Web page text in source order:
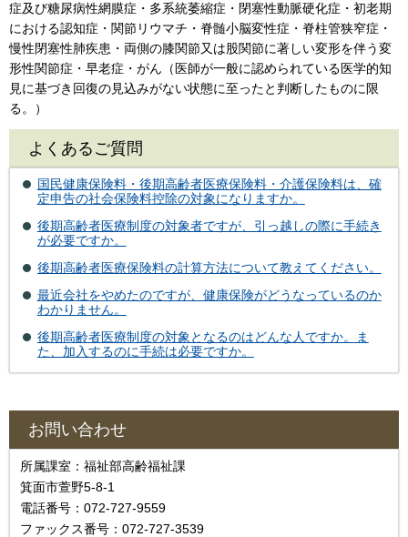
症及び糖尿病性網膜症・多系統萎縮症・閉塞性動脈硬化症・初老期
における認知症・関節リウマチ・脊髄小脳変性症・脊柱管狭窄症・
慢性閉塞性肺疾患・両側の膝関節又は股関節に著しい変形を伴う変
形性関節症・早老症・がん（医師が一般に認められている医学的知
見に基づき回復の見込みがない状態に至ったと判断したものに限
る。）
よくあるご質問
国民健康保険料・後期高齢者医療保険料・介護保険料は、確
定申告の社会保険料控除の対象になりますか。
後期高齢者医療制度の対象者ですが、引っ越しの際に手続き
が必要ですか。
後期高齢者医療保険料の計算方法について教えてください。
最近会社をやめたのですが、健康保険がどうなっているのか
わかりません。
後期高齢者医療制度の対象となるのはどんな人ですか。ま
た、加入するのに手続は必要ですか。
お問い合わせ
所属課室：福祉部高齢福祉課
箕面市萱野5-8-1
電話番号：072-727-9559
ファックス番号：072-727-3539